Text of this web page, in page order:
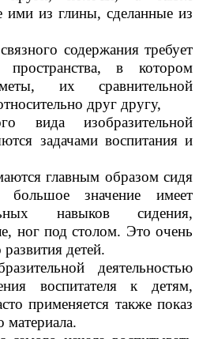
из глины, сделанные из
содержания требует
пространства, в котором
их сравнительной
друг другу,
вида изобразительной
задачами воспитания и
главным образом сидя
значение имеет
навыков сидения,
ног под столом. Это очень
детей.
деятельностью
воспитателя к детям,
применяется также показ
материала.